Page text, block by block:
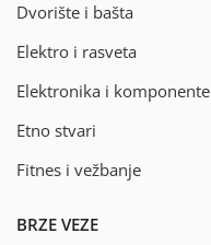
Dvorište i bašta
Elektro i rasveta
Elektronika i komponente
Etno stvari
Fitnes i vežbanje
BRZE VEZE